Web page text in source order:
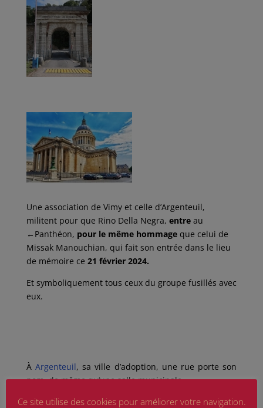
Une association de Vimy et celle d’Argenteuil,
militent pour que Rino Della Negra, entreau
← Panthéon, pour le même hommageque celui de
Missak Manouchian, qui fait son entrée dans le lieu
de mémoire ce 21 février 2024.
Et symboliquement tous ceux du groupe fusillés avec
eux.
À Argenteuil, sa ville d’adoption, une rue porte son
nom, de même qu’une salle municipale.
Une stèle est fleurie chaque année, un samedi ou
Ce site utilise des cookies pour améliorer votre navigation.